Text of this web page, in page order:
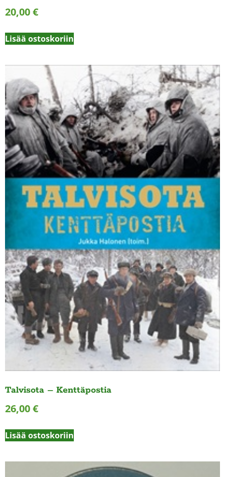
20,00€
Lisää ostoskoriin
Talvisota – Kenttäpostia
26,00€
Lisää ostoskoriin